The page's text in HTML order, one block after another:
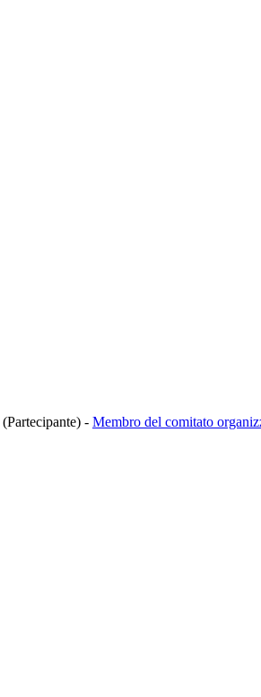
- Membro del comitato